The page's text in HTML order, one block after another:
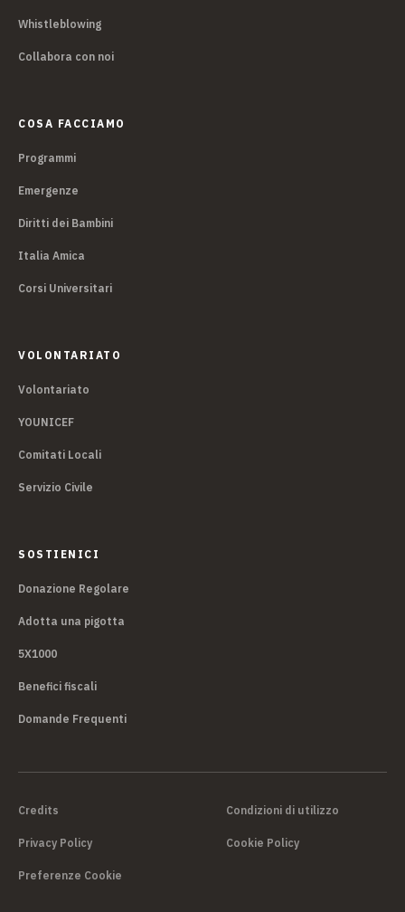
Whistleblowing
Collabora con noi
COSA FACCIAMO
Programmi
Emergenze
Diritti dei Bambini
Italia Amica
Corsi Universitari
VOLONTARIATO
Volontariato
YOUNICEF
Comitati Locali
Servizio Civile
SOSTIENICI
Donazione Regolare
Adotta una pigotta
5X1000
Benefici fiscali
Domande Frequenti
Credits Condizioni di utilizzo
Privacy Policy Cookie Policy
Preferenze Cookie